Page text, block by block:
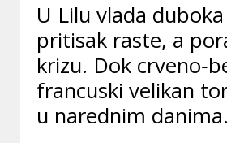
U Lilu vlada
pritisak raste, a
krizu. Dok
francuski velikan
u narednim danima.